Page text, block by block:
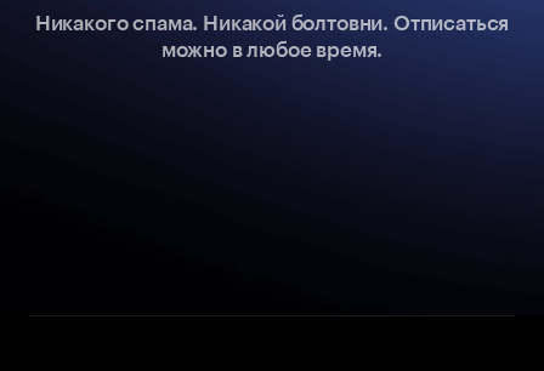
Никакого спама. Никакой болтовни. Отписаться
можно в любое время.